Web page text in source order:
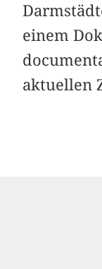
einem
aktuellen